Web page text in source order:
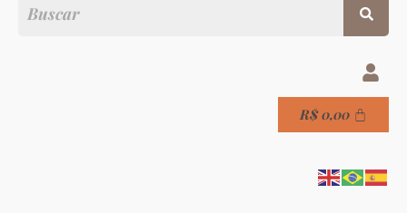
R$0,00